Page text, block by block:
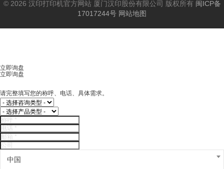
© 2026 汉印打印机官方网站 厦门汉印股份有限公司 版权所有 闽ICP备
17017244号 网站地图
立即询盘
立即询盘
请完整填写您的称呼、电话、具体需求。
中国